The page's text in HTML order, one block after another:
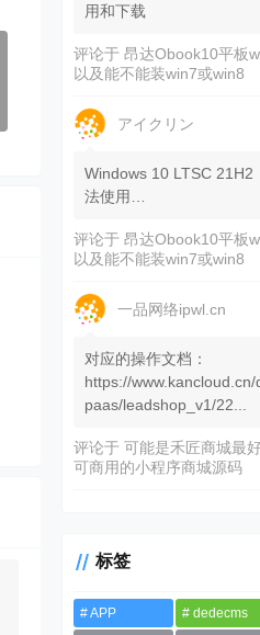
用和下载
评论于昂达Obook10平板
以及能不能装win7或win8
アイクリン
Windows 10 LTSC 21H2
法使用…
评论于昂达Obook10平板
以及能不能装win7或win8
一品网络ipwl.cn
对应的操作文档：
https://www.kancloud.cn/
paas/leadshop_v1/22...
评论于可能是禾匠商城最
可商用的小程序商城源码
标签
APP dedecms